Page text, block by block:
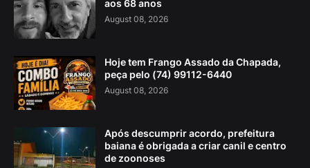
aos 68 anos
August 08, 2026
Hoje tem Frango Assado da Chapada,
peça pelo (74) 99112-6440
August 08, 2026
Após descumprir acordo, prefeitura
baiana é obrigada a criar canil e centro
de zoonoses